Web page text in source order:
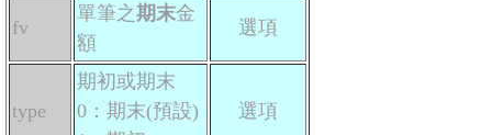
fv
單筆之期末金
額
選項
type
期初或期末
0：期末(預設)
選項